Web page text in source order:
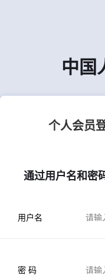
中国
个人会员
通过用户名和密
用户名
密 码